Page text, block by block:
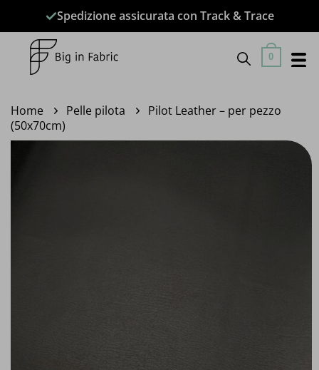
contenuti
Spedizione assicurata con Track & Trace
0
Home Pelle pilota
Pilot Leather – per pezzo
(50x70cm)